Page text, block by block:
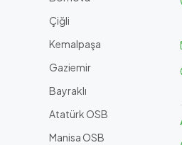
Çiğli
Kemalpaşa
Gaziemir
Bayraklı
Atatürk OSB
Manisa OSB